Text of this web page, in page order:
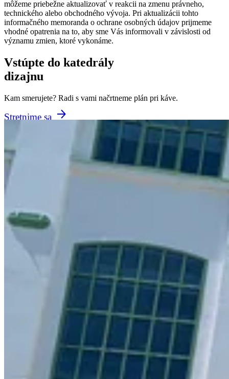
môžeme priebežne aktualizovať v reakcii na zmenu právneho,
technického alebo obchodného vývoja. Pri aktualizácii tohto
informačného memoranda o ochrane osobných údajov prijmeme
vhodné opatrenia na to, aby sme Vás informovali v závislosti od
významu zmien, ktoré vykonáme.
Vstúpte do katedrály
dizajnu
Kam smerujete? Radi s vami načrtneme plán pri káve.
Stretnime sa